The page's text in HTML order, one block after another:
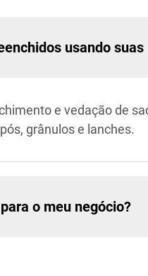
usando suas
e vedação de
grânulos e lanches.
o meu negócio?